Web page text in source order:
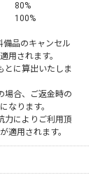
備品のキャンセル
用されます。
とに算出いたしま
場合、ご返金時の
なります。
力によりご利用頂
適用されます。